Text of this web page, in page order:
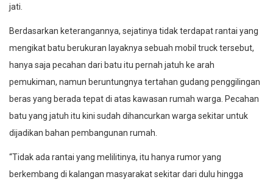
jati.
Berdasarkan keterangannya, sejatinya tidak terdapat rantai yang
mengikat batu berukuran layaknya sebuah mobil truck tersebut,
hanya saja pecahan dari batu itu pernah jatuh ke arah
pemukiman, namun beruntungnya tertahan gudang penggilingan
beras yang berada tepat di atas kawasan rumah warga. Pecahan
batu yang jatuh itu kini sudah dihancurkan warga sekitar untuk
dijadikan bahan pembangunan rumah.
“Tidak ada rantai yang melilitinya, itu hanya rumor yang
berkembang di kalangan masyarakat sekitar dari dulu hingga